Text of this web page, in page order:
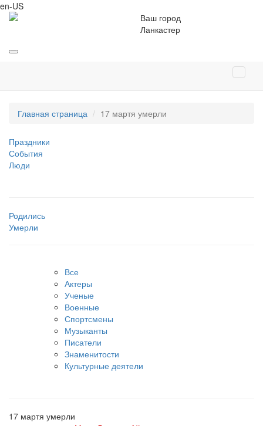
en-US
Ваш город
Ланкастер
Главная страница 17 мартя умерли
Праздники
События
Люди
Родились
Умерли
Все
Актеры
Ученые
Военные
Спортсмены
Музыканты
Писатели
Знаменитости
Культурные деятели
17 мартя умерли